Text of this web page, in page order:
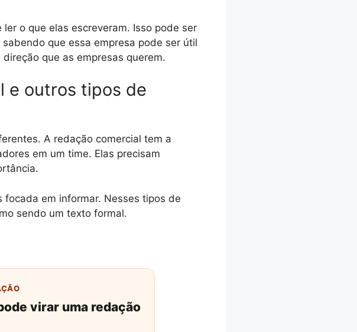
o que elas escreveram. Isso pode ser
que essa empresa pode ser útil
que as empresas querem.
e outros tipos de
A redação comercial tem a
em um time. Elas precisam
focada em informar. Nesses tipos de
sendo um texto formal.
virar uma redação